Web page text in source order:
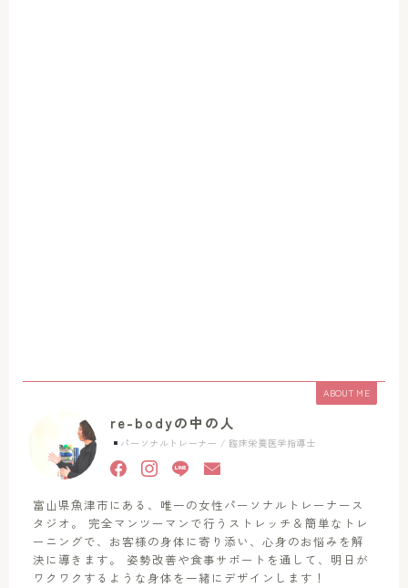
ABOUT ME
re-bodyの中の人
パーソナルトレーナー / 臨床栄養医学指導士
富山県魚津市にある、唯一の女性パーソナルトレーナース
タジオ。 完全マンツーマンで行うストレッチ＆簡単なトレ
ーニングで、お客様の身体に寄り添い、心身のお悩みを解
決に導きます。 姿勢改善や食事サポートを通して、明日が
ワクワクするような身体を一緒にデザインします！